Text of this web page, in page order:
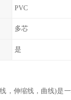
PVC
多芯
是
，伸缩线，曲线)是